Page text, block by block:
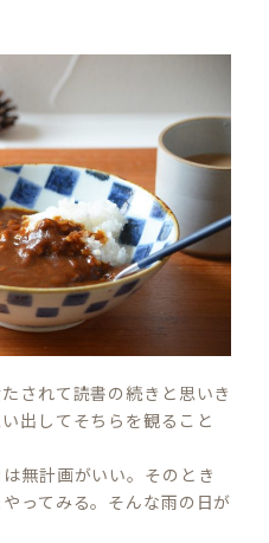
されて読書の続きと思いき
出してそちらを観ること
無計画がいい。そのとき
ってみる。そんな雨の日が